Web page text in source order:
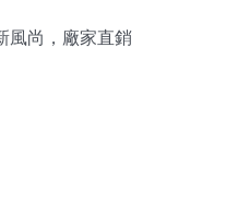
風尚，廠家直銷